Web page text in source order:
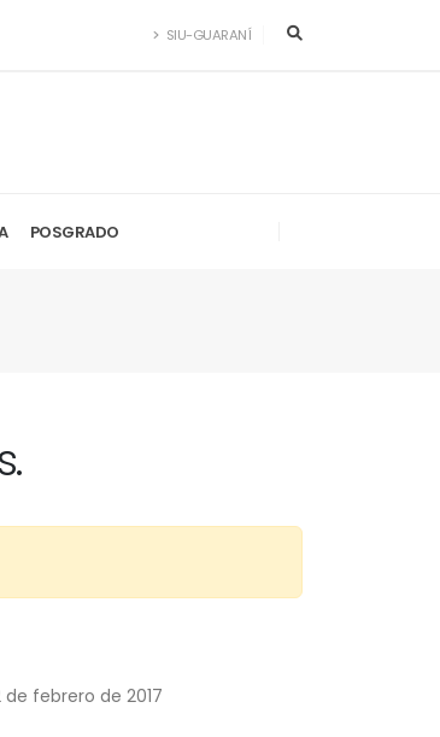
SIU-GUARANÍ
POSGRADO
febrero de 2017